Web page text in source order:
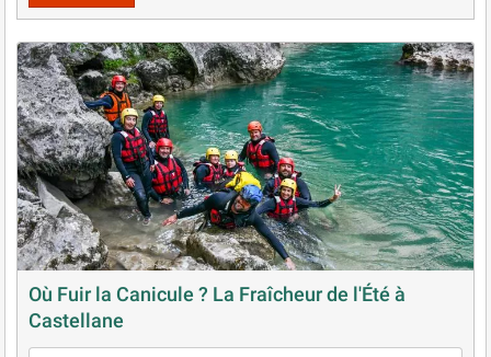
Où Fuir la Canicule ? La Fraîcheur de l'Été à
Castellane